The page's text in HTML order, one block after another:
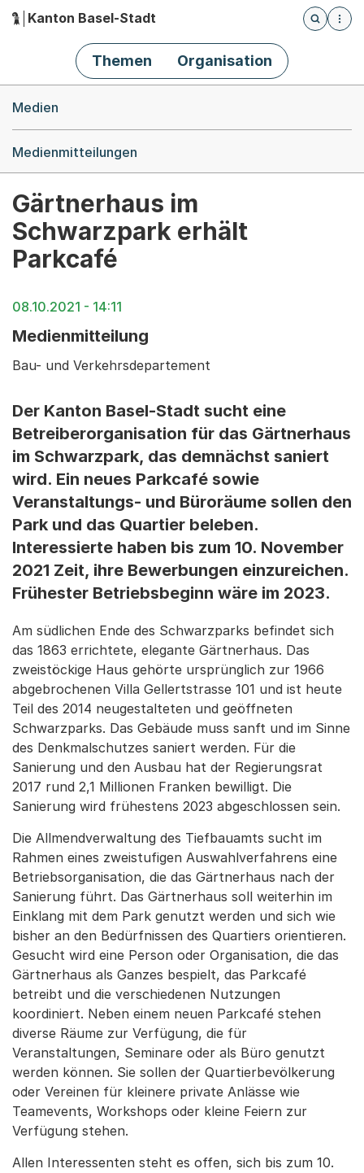
Hauptnavigation
Kanton Basel-Stadt
Öffnet
Themen Organisation
Medien
Medienmitteilungen
Gärtnerhaus im
Schwarzpark erhält
Parkcafé
08.10.2021 - 14:11
Medienmitteilung
Bau- und Verkehrsdepartement
Der Kanton Basel-Stadt sucht eine
Betreiberorganisation für das Gärtnerhaus
im Schwarzpark, das demnächst saniert
wird. Ein neues Parkcafé sowie
Veranstaltungs- und Büroräume sollen den
Park und das Quartier beleben.
Interessierte haben bis zum 10. November
2021 Zeit, ihre Bewerbungen einzureichen.
Frühester Betriebsbeginn wäre im 2023.
Am südlichen Ende des Schwarzparks befindet sich
das 1863 errichtete, elegante Gärtnerhaus. Das
zweistöckige Haus gehörte ursprünglich zur 1966
abgebrochenen Villa Gellertstrasse 101 und ist heute
Teil des 2014 neugestalteten und geöffneten
Schwarzparks. Das Gebäude muss sanft und im Sinne
des Denkmalschutzes saniert werden. Für die
Sanierung und den Ausbau hat der Regierungsrat
2017 rund 2,1 Millionen Franken bewilligt. Die
Sanierung wird frühestens 2023 abgeschlossen sein.
Die Allmendverwaltung des Tiefbauamts sucht im
Rahmen eines zweistufigen Auswahlverfahrens eine
Betriebsorganisation, die das Gärtnerhaus nach der
Sanierung führt. Das Gärtnerhaus soll weiterhin im
Einklang mit dem Park genutzt werden und sich wie
bisher an den Bedürfnissen des Quartiers orientieren.
Gesucht wird eine Person oder Organisation, die das
Gärtnerhaus als Ganzes bespielt, das Parkcafé
betreibt und die verschiedenen Nutzungen
koordiniert. Neben einem neuen Parkcafé stehen
diverse Räume zur Verfügung, die für
Veranstaltungen, Seminare oder als Büro genutzt
werden können. Sie sollen der Quartierbevölkerung
oder Vereinen für kleinere private Anlässe wie
Teamevents, Workshops oder kleine Feiern zur
Verfügung stehen.
Allen Interessenten steht es offen, sich bis zum 10.